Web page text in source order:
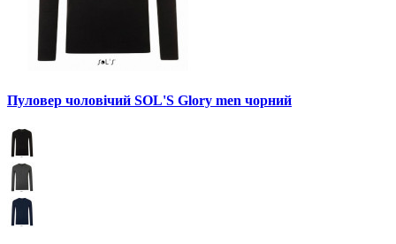
Пуловер чоловічий SOL'S Glory men чорний